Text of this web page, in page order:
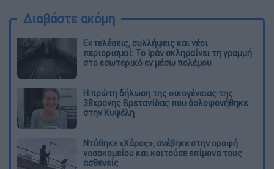
Διαβάστε ακόμη
Εκτελέσεις, συλλήψεις και νέοι
περιορισμοί: Το Ιράν σκληραίνει τη γραμμή
στο εσωτερικό εν μέσω πολέμου
Η πρώτη δήλωση της οικογένειας της
38χρονης Βρετανίδας που δολοφονήθηκε
στην Κυψέλη
Ντύθηκε «Χάρος», ανέβηκε στην οροφή
νοσοκομείου και κοιτούσε επίμονα τους
ασθενείς